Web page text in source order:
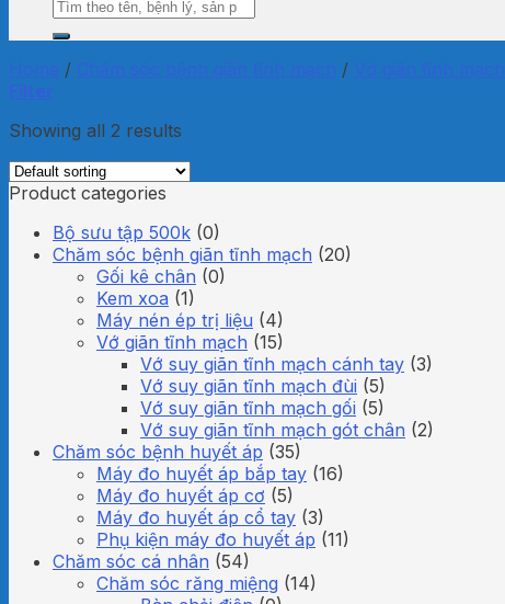
for:
Home / Chăm sóc bệnh giãn tĩnh mạch / Vớ giãn tĩnh mạch
Filter
Showing all 2 results
Product categories
Bộ sưu tập 500k (0)
Chăm sóc bệnh giãn tĩnh mạch (20)
Gối kê chân (0)
Kem xoa (1)
Máy nén ép trị liệu (4)
Vớ giãn tĩnh mạch (15)
Vớ suy giãn tĩnh mạch cánh tay (3)
Vớ suy giãn tĩnh mạch đùi (5)
Vớ suy giãn tĩnh mạch gối (5)
Vớ suy giãn tĩnh mạch gót chân (2)
Chăm sóc bệnh huyết áp (35)
Máy đo huyết áp bắp tay (16)
Máy đo huyết áp cơ (5)
Máy đo huyết áp cổ tay (3)
Phụ kiện máy đo huyết áp (11)
Chăm sóc cá nhân (54)
Chăm sóc răng miệng (14)